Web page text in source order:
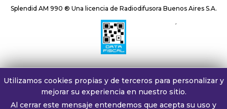
Splendid AM 990 ® Una licencia de Radiodifusora Buenos Aires S.A.
´
Utilizamos cookies propias y de terceros para personalizar y
mejorar su experiencia en nuestro sitio.
Al cerrar este mensaje entendemos que acepta su uso y